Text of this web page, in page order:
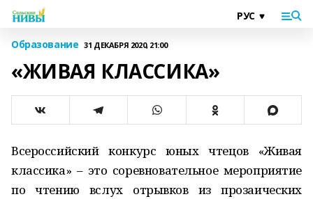
Образование 31 ДЕКАБРЯ 2020, 21:00
«ЖИВАЯ КЛАССИКА»
Всероссийский конкурс юных чтецов «Живая
классика» – это соревновательное мероприятие
по чтению вслух отрывков из прозаических